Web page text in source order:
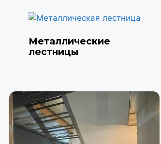
Металлические
лестницы